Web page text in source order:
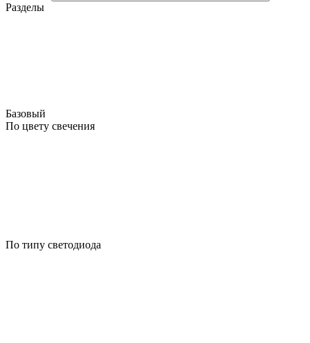
Разделы
Базовый
По цвету свечения
По типу светодиода